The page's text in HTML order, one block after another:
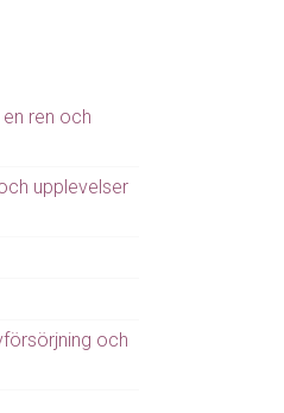
ren och
upplevelser
och